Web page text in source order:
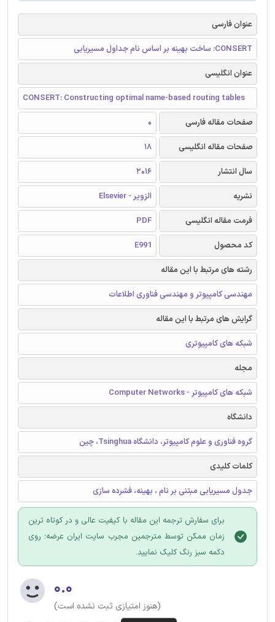
عنوان فارسی
CONSERT: ساخت بهینه بر اساس نام جداول مسیریابی
عنوان انگلیسی
CONSERT: Constructing optimal name-based routing tables
صفحات مقاله فارسی
0
صفحات مقاله انگلیسی
18
سال انتشار
2016
نشریه
الزویر - Elsevier
فرمت مقاله انگلیسی
PDF
کد محصول
E991
رشته های مرتبط با این مقاله
مهندسی کامپیوتر و مهندسی فناوری اطلاعات
گرایش های مرتبط با این مقاله
شبکه های کامپیوتری
مجله
شبکه های کامپیوتر - Computer Networks
دانشگاه
گروه فناوری و علوم کامپیوتر، دانشگاه Tsinghua، چین
کلمات کلیدی
جدول مسیریابی مبتنی بر نام ، بهینه، فشرده سازی
برای سفارش ترجمه این مقاله با کیفیت عالی و در کوتاه ترین
زمان ممکن توسط مترجمین مجرب سایت ایران عرضه؛ روی
دکمه سبز رنگ کلیک نمایید.
۰.۰
(هنوز امتیازی ثبت نشده است)